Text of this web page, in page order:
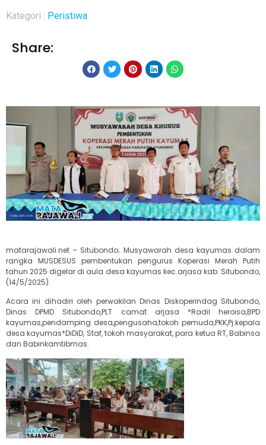
Kategori : Peristiwa
Share:
matarajawali.net – Situbondo; Musyawarah desa kayumas dalam
rangka MUSDESUS pembentukan pengurus Koperasi Merah Putih
tahun 2025 digelar di aula desa kayumas kec.arjasa kab. Situbondo,
(14/5/2025).
Acara ini dihadiri oleh perwakilan Dinas Diskoperindag Situbondo,
Dinas DPMD Situbondo,PLT camat arjasa *Radil heroisa,BPD
kayumas,pendamping desa,pengusaha,tokoh pemuda,PKK,Pj.kepala
desa kayumas*DiDiD, Staf, tokoh masyarakat, para ketua RT, Babinsa
dan Babinkamtibmas.